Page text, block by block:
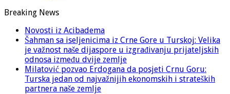
Breaking News
Novosti iz Acibadema
Šahman sa iseljenicima iz Crne Gore u Turskoj: Velika
je važnost naše dijaspore u izgrađivanju prijateljskih
odnosa između dvije zemlje
Milatović pozvao Erdogana da posjeti Crnu Goru:
Turska jedan od najvažnijih ekonomskih i strateških
partnera naše zemlje